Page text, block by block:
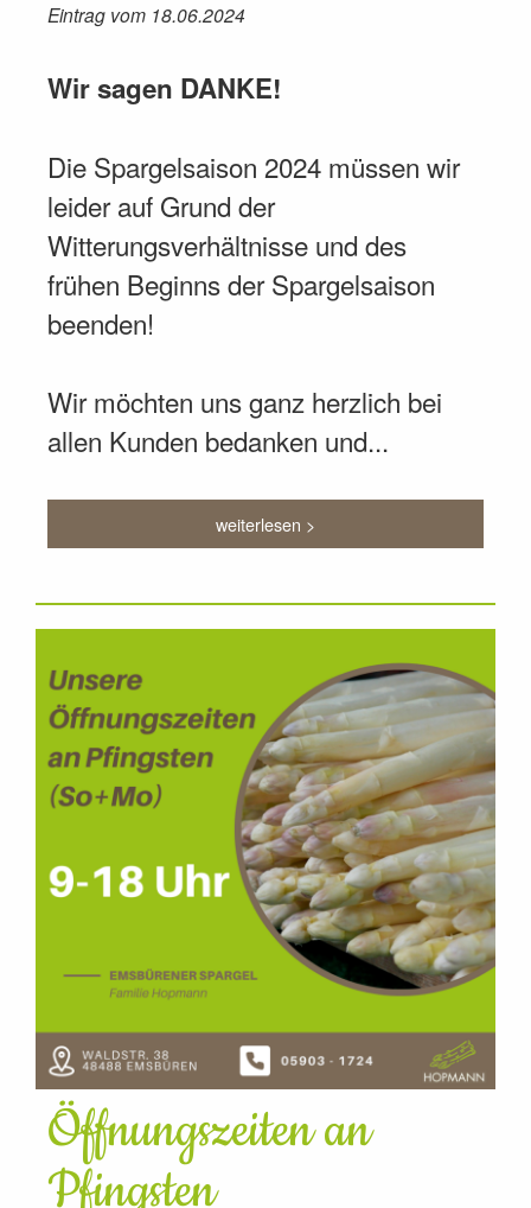
Eintrag vom 18.06.2024
Wir sagen DANKE!
Die Spargelsaison 2024 müssen wir
leider auf Grund der
Witterungsverhältnisse und des
frühen Beginns der Spargelsaison
beenden!
Wir möchten uns ganz herzlich bei
allen Kunden bedanken und...
weiterlesen >
Öffnungszeiten an
Pfingsten